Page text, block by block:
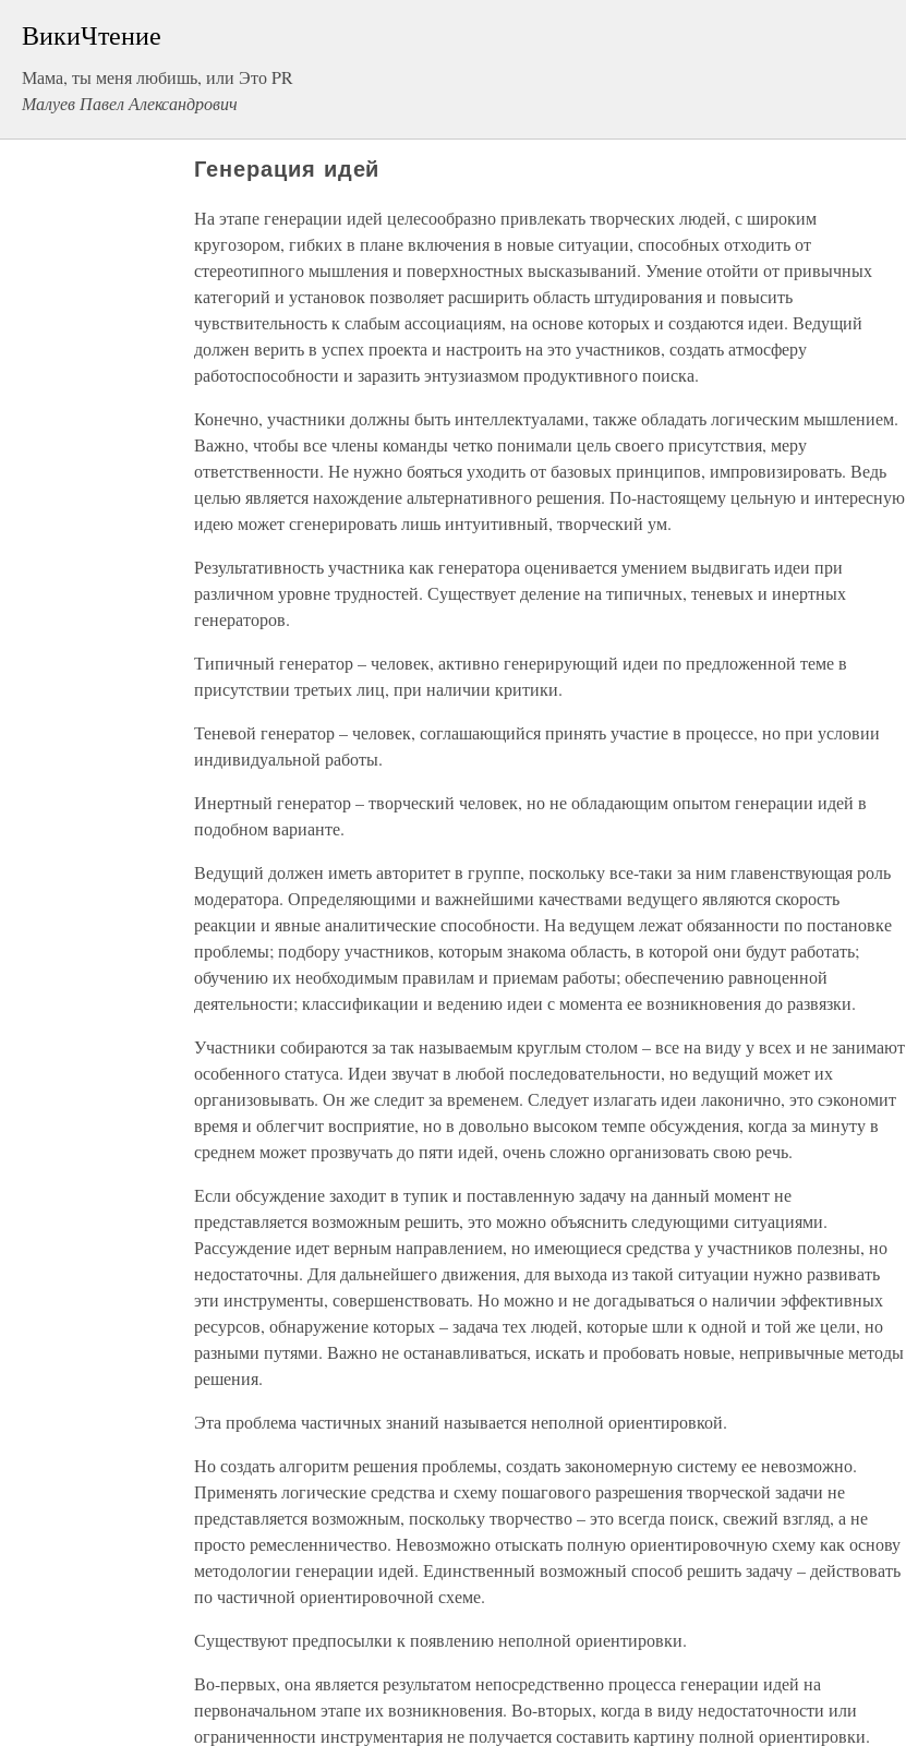
ВикиЧтение
Мама, ты меня любишь, или Это PR
Малуев Павел Александрович
Генерация идей
На этапе генерации идей целесообразно привлекать творческих людей, с широким
кругозором, гибких в плане включения в новые ситуации, способных отходить от
стереотипного мышления и поверхностных высказываний. Умение отойти от привычных
категорий и установок позволяет расширить область штудирования и повысить
чувствительность к слабым ассоциациям, на основе которых и создаются идеи. Ведущий
должен верить в успех проекта и настроить на это участников, создать атмосферу
работоспособности и заразить энтузиазмом продуктивного поиска.
Конечно, участники должны быть интеллектуалами, также обладать логическим мышлением.
Важно, чтобы все члены команды четко понимали цель своего присутствия, меру
ответственности. Не нужно бояться уходить от базовых принципов, импровизировать. Ведь
целью является нахождение альтернативного решения. По-настоящему цельную и интересную
идею может сгенерировать лишь интуитивный, творческий ум.
Результативность участника как генератора оценивается умением выдвигать идеи при
различном уровне трудностей. Существует деление на типичных, теневых и инертных
генераторов.
Типичный генератор – человек, активно генерирующий идеи по предложенной теме в
присутствии третьих лиц, при наличии критики.
Теневой генератор – человек, соглашающийся принять участие в процессе, но при условии
индивидуальной работы.
Инертный генератор – творческий человек, но не обладающим опытом генерации идей в
подобном варианте.
Ведущий должен иметь авторитет в группе, поскольку все-таки за ним главенствующая роль
модератора. Определяющими и важнейшими качествами ведущего являются скорость
реакции и явные аналитические способности. На ведущем лежат обязанности по постановке
проблемы; подбору участников, которым знакома область, в которой они будут работать;
обучению их необходимым правилам и приемам работы; обеспечению равноценной
деятельности; классификации и ведению идеи с момента ее возникновения до развязки.
Участники собираются за так называемым круглым столом – все на виду у всех и не занимают
особенного статуса. Идеи звучат в любой последовательности, но ведущий может их
организовывать. Он же следит за временем. Следует излагать идеи лаконично, это сэкономит
время и облегчит восприятие, но в довольно высоком темпе обсуждения, когда за минуту в
среднем может прозвучать до пяти идей, очень сложно организовать свою речь.
Если обсуждение заходит в тупик и поставленную задачу на данный момент не
представляется возможным решить, это можно объяснить следующими ситуациями.
Рассуждение идет верным направлением, но имеющиеся средства у участников полезны, но
недостаточны. Для дальнейшего движения, для выхода из такой ситуации нужно развивать
эти инструменты, совершенствовать. Но можно и не догадываться о наличии эффективных
ресурсов, обнаружение которых – задача тех людей, которые шли к одной и той же цели, но
разными путями. Важно не останавливаться, искать и пробовать новые, непривычные методы
решения.
Эта проблема частичных знаний называется неполной ориентировкой.
Но создать алгоритм решения проблемы, создать закономерную систему ее невозможно.
Применять логические средства и схему пошагового разрешения творческой задачи не
представляется возможным, поскольку творчество – это всегда поиск, свежий взгляд, а не
просто ремесленничество. Невозможно отыскать полную ориентировочную схему как основу
методологии генерации идей. Единственный возможный способ решить задачу – действовать
по частичной ориентировочной схеме.
Существуют предпосылки к появлению неполной ориентировки.
Во-первых, она является результатом непосредственно процесса генерации идей на
первоначальном этапе их возникновения. Во-вторых, когда в виду недостаточности или
ограниченности инструментария не получается составить картину полной ориентировки.